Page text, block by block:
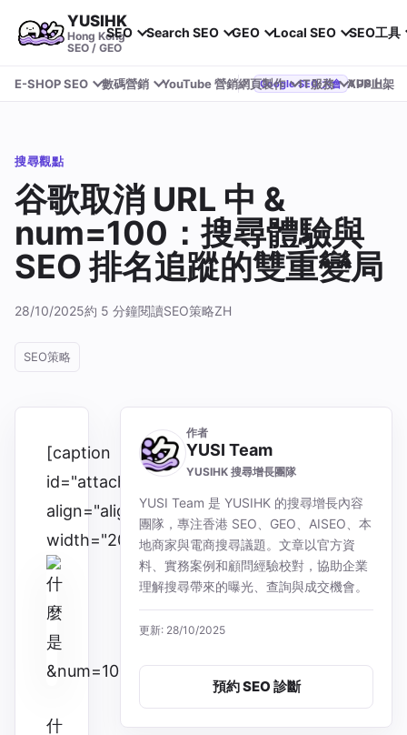
YUSIHK
Hong Kong
SEO / GEO
SEO Search SEO GEO Local SEO SEO工具
E-SHOP SEO 數碼營銷 YouTube 營銷網頁製作 IT服務 APP上架
Google SEO 大會 YUSIHK 近期參加 Google Search Central Live
搜尋觀點
谷歌取消 URL 中 &
num=100：搜尋體驗與
SEO 排名追蹤的雙重變局
28/10/2025約 5 分鐘閱讀SEO策略ZH
SEO策略
[caption
id="attachment_4067"
align="alignnone"
width="2064"]
什
作者
YUSI Team
YUSIHK 搜尋增長團隊
YUSI Team 是 YUSIHK 的搜尋增長內容
團隊，專注香港 SEO、GEO、AISEO、本
地商家與電商搜尋議題。文章以官方資
料、實務案例和顧問經驗校對，協助企業
理解搜尋帶來的曝光、查詢與成交機會。
更新: 28/10/2025
預約 SEO 診斷